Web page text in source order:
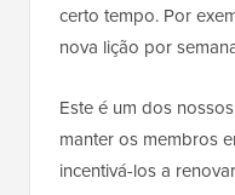
certo tempo. Por
nova lição por
Este é um dos
manter os membros
incentivá-los a